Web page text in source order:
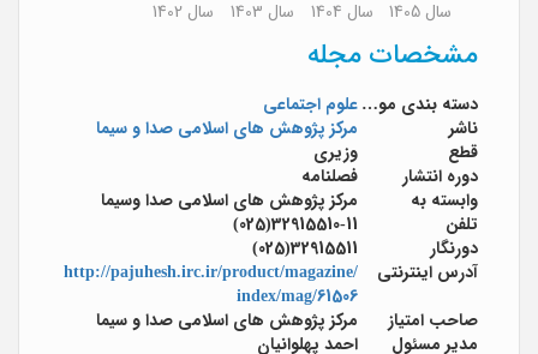
سال 1402 سال 1403 سال 1404 سال 1405
مشخصات مجله
دسته بندی موضوعیعلوم اجتماعی
ناشر
مرکز پژوهش های اسلامی صدا و سیما
قطع
وزیری
دوره انتشار
فصلنامه
وابسته به
مرکز پژوهش های اسلامی صدا وسیما
تلفن
32915510-11(025)
دورنگار
32915511(025)
آدرس اینترنتی
http://pajuhesh.irc.ir/product/magazine/
index/mag/61506
صاحب امتیاز
مرکز پژوهش های اسلامی صدا و سیما
مدیر مسئول
احمد پهلوانیان